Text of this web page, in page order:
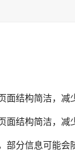
结构简洁，减
结构简洁，减
分信息可能会